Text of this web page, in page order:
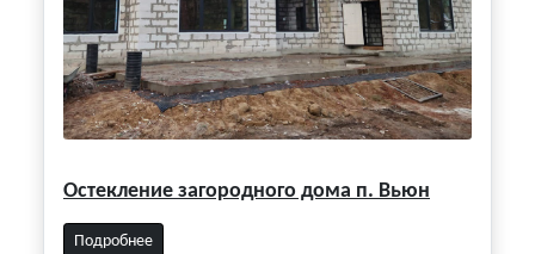
Остекление загородного дома п. Вьюн
Подробнее